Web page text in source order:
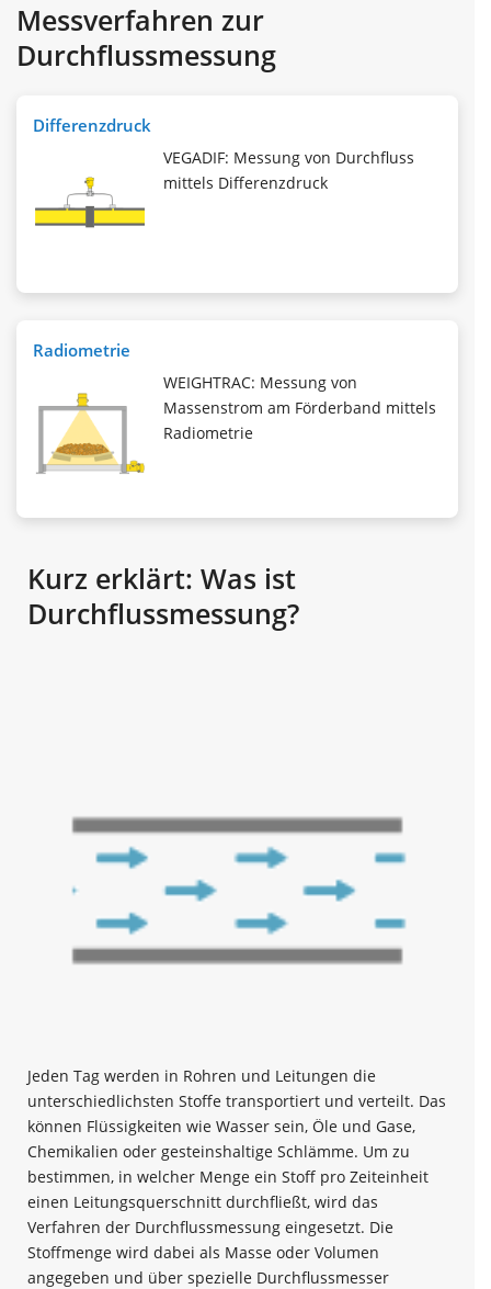
Messverfahren zur
Durchflussmessung
Differenzdruck
VEGADIF: Messung von Durchfluss
mittels Differenzdruck
Radiometrie
WEIGHTRAC: Messung von
Massenstrom am Förderband mittels
Radiometrie
Kurz erklärt: Was ist
Durchflussmessung?
Jeden Tag werden in Rohren und Leitungen die
unterschiedlichsten Stoffe transportiert und verteilt. Das
können Flüssigkeiten wie Wasser sein, Öle und Gase,
Chemikalien oder gesteinshaltige Schlämme. Um zu
bestimmen, in welcher Menge ein Stoff pro Zeiteinheit
einen Leitungsquerschnitt durchfließt, wird das
Verfahren der Durchflussmessung eingesetzt. Die
Stoffmenge wird dabei als Masse oder Volumen
angegeben und über spezielle Durchflussmesser